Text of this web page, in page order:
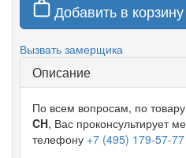
Добавить в корзину
Вызвать замерщика
Описание
По всем вопросам, по товару
CH, Вас проконсультирует
телефону +7 (495) 179-57-77